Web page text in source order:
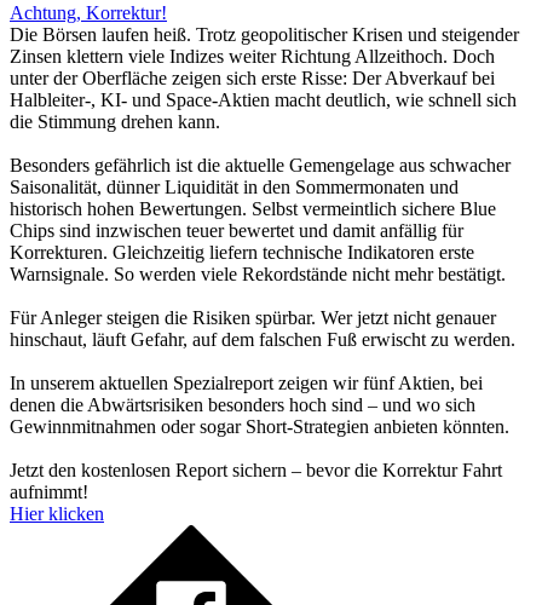
Achtung, Korrektur!
Die Börsen laufen heiß. Trotz geopolitischer Krisen und steigender
Zinsen klettern viele Indizes weiter Richtung Allzeithoch. Doch
unter der Oberfläche zeigen sich erste Risse: Der Abverkauf bei
Halbleiter-, KI- und Space-Aktien macht deutlich, wie schnell sich
die Stimmung drehen kann.
Besonders gefährlich ist die aktuelle Gemengelage aus schwacher
Saisonalität, dünner Liquidität in den Sommermonaten und
historisch hohen Bewertungen. Selbst vermeintlich sichere Blue
Chips sind inzwischen teuer bewertet und damit anfällig für
Korrekturen. Gleichzeitig liefern technische Indikatoren erste
Warnsignale. So werden viele Rekordstände nicht mehr bestätigt.
Für Anleger steigen die Risiken spürbar. Wer jetzt nicht genauer
hinschaut, läuft Gefahr, auf dem falschen Fuß erwischt zu werden.
In unserem aktuellen Spezialreport zeigen wir fünf Aktien, bei
denen die Abwärtsrisiken besonders hoch sind – und wo sich
Gewinnmitnahmen oder sogar Short-Strategien anbieten könnten.
Jetzt den kostenlosen Report sichern – bevor die Korrektur Fahrt
aufnimmt!
Hier klicken